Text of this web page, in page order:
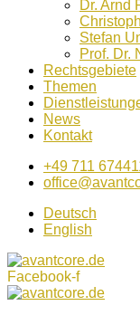
Dr. Arnd
Stefan
Prof. Dr.
Rechtsgebiete
Themen
News
Kontakt
+49 711
Deutsch
English
Facebook-f